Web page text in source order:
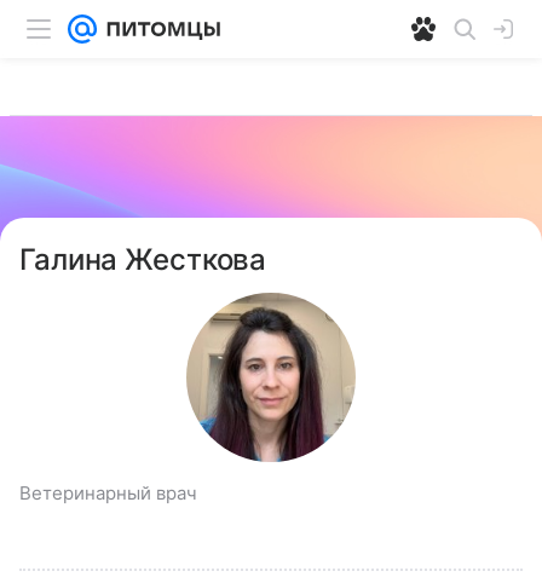
Галина Жесткова
Ветеринарный врач